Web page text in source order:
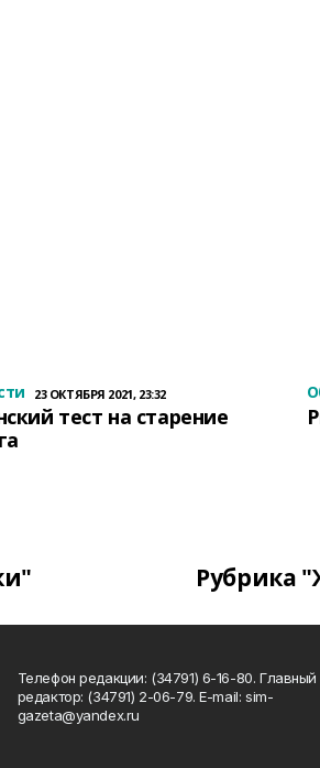
23 ОКТЯБРЯ 2021, 23:32
тест на старение
Рубрика
Телефон редакции: (34791) 6-16-80. Главный
редактор: (34791) 2-06-79. Е-mаil: sim-
gazeta@yandex.ru